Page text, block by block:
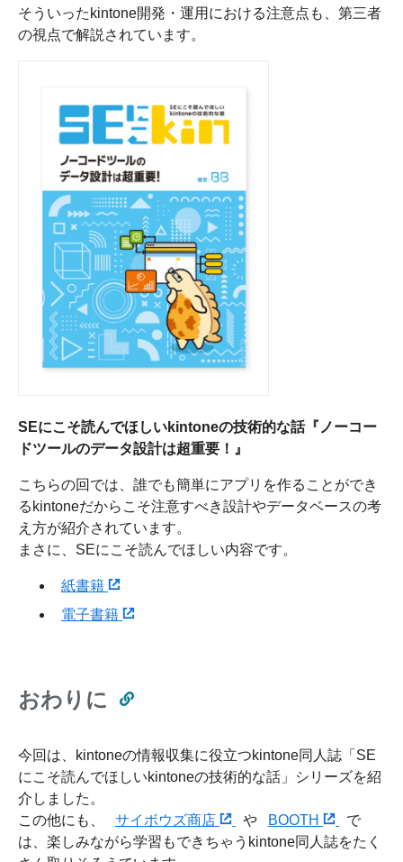
そういったkintone開発・運用における注意点も、第三者
の視点で解説されています。
SEにこそ読んでほしいkintoneの技術的な話『ノーコー
ドツールのデータ設計は超重要！』
こちらの回では、誰でも簡単にアプリを作ることができ
るkintoneだからこそ注意すべき設計やデータベースの考
え方が紹介されています。
まさに、SEにこそ読んでほしい内容です。
紙書籍
電子書籍
おわりに
今回は、kintoneの情報収集に役立つkintone同人誌「SE
にこそ読んでほしいkintoneの技術的な話」シリーズを紹
介しました。
この他にも、
サイボウズ商店 や BOOTH
で
は、楽しみながら学習もできちゃうkintone同人誌をたく